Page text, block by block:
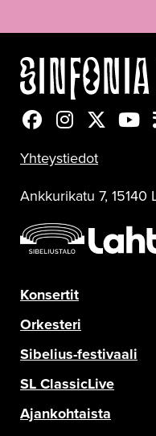
Sinfonia Lahti
Sinfonia
Yhteystiedot
Ankkurikatu 7, 15140
Konsertit
Orkesteri
Sibelius-festivaali
SL ClassicLive
Ajankohtaista